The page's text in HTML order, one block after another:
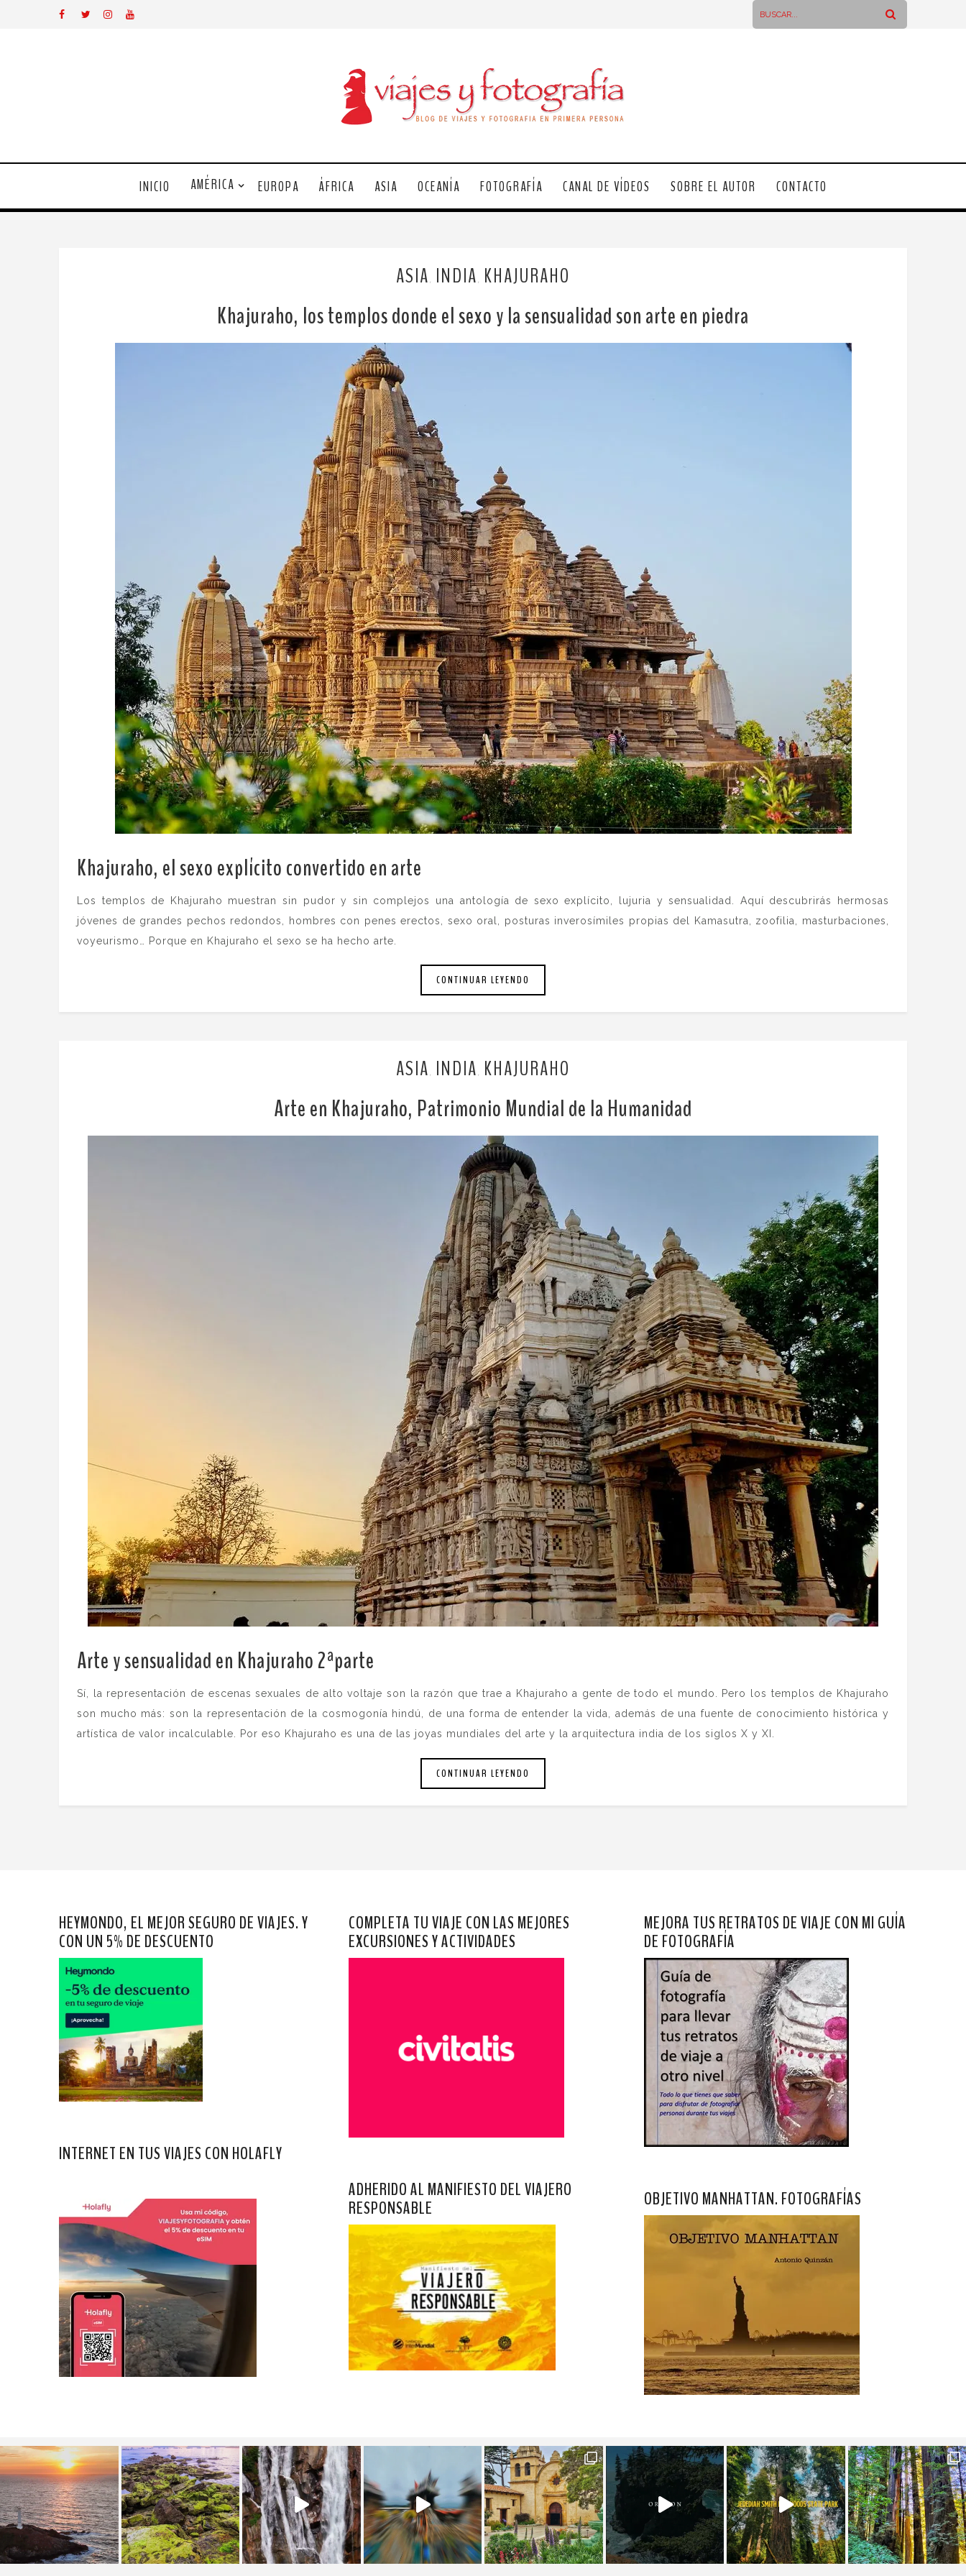
INICIO AMÉRICA EUROPA ÁFRICA ASIA OCEANÍA FOTOGRAFÍA CANAL DE VÍDEOS SOBRE EL AUTOR CONTACTO
ASIA INDIA KHAJURAHO
Khajuraho, los templos donde el sexo y la sensualidad son arte en piedra
Khajuraho, el sexo explícito convertido en arte
Los templos de Khajuraho muestran sin pudor y sin complejos una antología de sexo explícito, lujuria y sensualidad. Aquí descubrirás hermosas
jóvenes de grandes pechos redondos, hombres con penes erectos, sexo oral, posturas inverosímiles propias del Kamasutra, zoofilia, masturbaciones,
voyeurismo… Porque en Khajuraho el sexo se ha hecho arte.
CONTINUAR LEYENDO
ASIA, INDIA, KHAJURAHO
Arte en Khajuraho, Patrimonio Mundial de la Humanidad
Arte y sensualidad en Khajuraho 2ªparte
Sí, la representación de escenas sexuales de alto voltaje son la razón que trae a Khajuraho a gente de todo el mundo. Pero los templos de Khajuraho
son mucho más: son la representación de la cosmogonía hindú, de una forma de entender la vida, además de una fuente de conocimiento histórica y
artística de valor incalculable. Por eso Khajuraho es una de las joyas mundiales del arte y la arquitectura india de los siglos X y XI.
CONTINUAR LEYENDO
HEYMONDO, EL MEJOR SEGURO DE VIAJES. Y
CON UN 5% DE DESCUENTO
INTERNET EN TUS VIAJES CON HOLAFLY
COMPLETA TU VIAJE CON LAS MEJORES
EXCURSIONES Y ACTIVIDADES
ADHERIDO AL MANIFIESTO DEL VIAJERO
RESPONSABLE
MEJORA TUS RETRATOS DE VIAJE CON MI GUÍA
DE FOTOGRAFÍA
OBJETIVO MANHATTAN. FOTOGRAFÍAS